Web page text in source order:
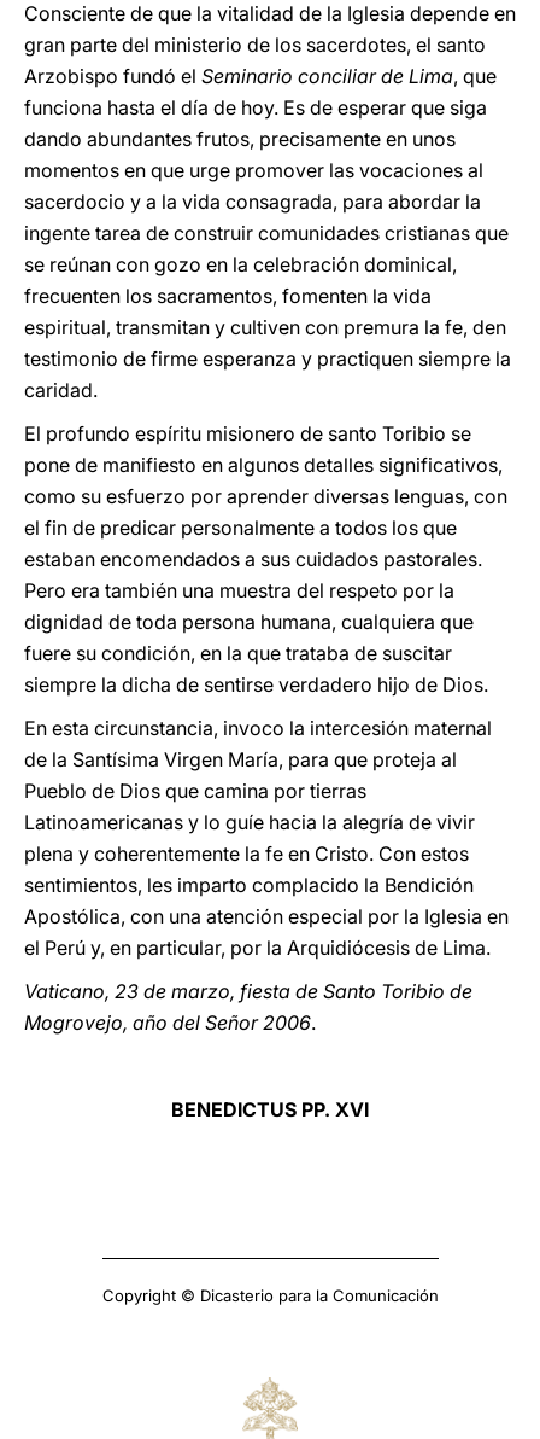
Consciente de que la vitalidad de la Iglesia depende en
gran parte del ministerio de los sacerdotes, el santo
Arzobispo fundó el Seminario conciliar de Lima, que
funciona hasta el día de hoy. Es de esperar que siga
dando abundantes frutos, precisamente en unos
momentos en que urge promover las vocaciones al
sacerdocio y a la vida consagrada, para abordar la
ingente tarea de construir comunidades cristianas que
se reúnan con gozo en la celebración dominical,
frecuenten los sacramentos, fomenten la vida
espiritual, transmitan y cultiven con premura la fe, den
testimonio de firme esperanza y practiquen siempre la
caridad.
El profundo espíritu misionero de santo Toribio se
pone de manifiesto en algunos detalles significativos,
como su esfuerzo por aprender diversas lenguas, con
el fin de predicar personalmente a todos los que
estaban encomendados a sus cuidados pastorales.
Pero era también una muestra del respeto por la
dignidad de toda persona humana, cualquiera que
fuere su condición, en la que trataba de suscitar
siempre la dicha de sentirse verdadero hijo de Dios.
En esta circunstancia, invoco la intercesión maternal
de la Santísima Virgen María, para que proteja al
Pueblo de Dios que camina por tierras
Latinoamericanas y lo guíe hacia la alegría de vivir
plena y coherentemente la fe en Cristo. Con estos
sentimientos, les imparto complacido la Bendición
Apostólica, con una atención especial por la Iglesia en
el Perú y, en particular, por la Arquidiócesis de Lima.
Vaticano, 23 de marzo, fiesta de Santo Toribio de
Mogrovejo, año del Señor 2006.
BENEDICTUS PP. XVI
Copyright © Dicasterio para la Comunicación